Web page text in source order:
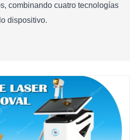
combinando cuatro tecnologías
dispositivo.